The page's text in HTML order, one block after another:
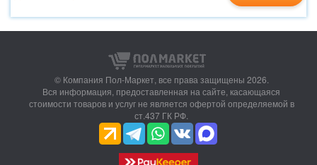
© Компания Пол-Маркет, все права защищены 2026.
Вся информация, предоставленная на сайте, касающаяся
стоимости товаров и услуг не является офертой определяемой в
ст.437 ГК РФ.